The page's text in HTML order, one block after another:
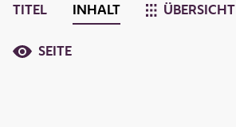
TITEL INHALT ÜBERSICHT
SEITE